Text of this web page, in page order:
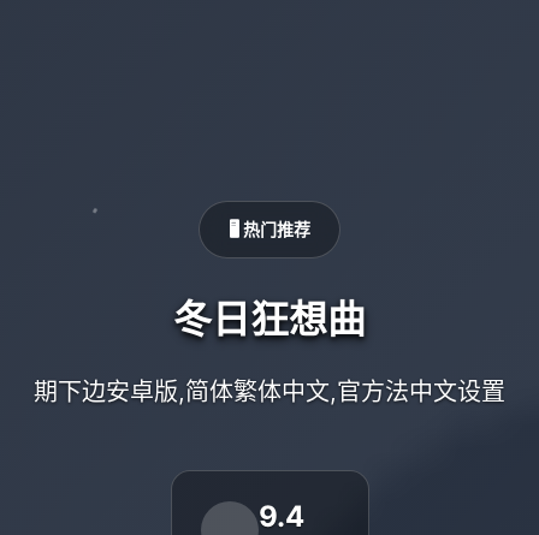
🖥️ 热门推荐
冬日狂想曲
期下边安卓版,简体繁体中文,官方法中文设置
9.4